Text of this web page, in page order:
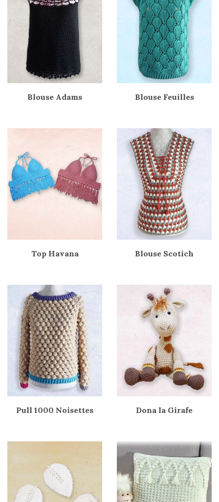
Blouse Adams Blouse Feuilles
Top Havana Blouse Scotich
Pull 1000 Noisettes Dona la Girafe